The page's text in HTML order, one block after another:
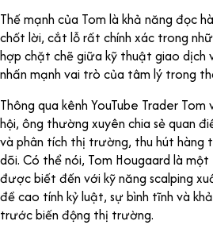
Thế mạnh của Tom là khả năng đọc
chốt lời, cắt lỗ rất chính xác trong
hợp chặt chẽ giữa kỹ thuật giao dịch
nhấn mạnh vai trò của tâm lý trong
Thông qua kênh YouTube Trader
hội, ông thường xuyên chia sẻ quan
và phân tích thị trường, thu hút hàng
dõi. Có thể nói, Tom Hougaard là một
được biết đến với kỹ năng scalping
đề cao tính kỷ luật, sự bình tĩnh và
trước biến động thị trường.